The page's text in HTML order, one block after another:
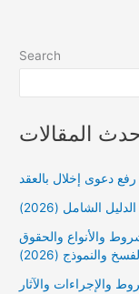
Search
المقالات
رفع دعوى إخلال بالعقد
الشامل (2026)
والأنواع والحقوق
والنموذج (2026)
والإجراءات والآثار